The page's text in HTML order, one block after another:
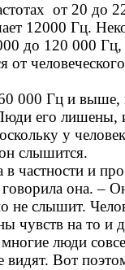
от 20 до
12000 Гц.
до 120 000
000 Гц и
его
у
слышится.
частности и
она.–
не слышит.
чувств на то
люди
Вот